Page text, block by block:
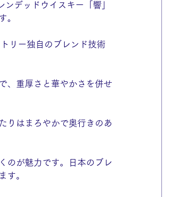
デッドウイスキー「響」
。
リー独自のブレンド技術
、重厚さと華やかさを併せ
りはまろやかで奥行きのあ
のが魅力です。日本のブレ
す。